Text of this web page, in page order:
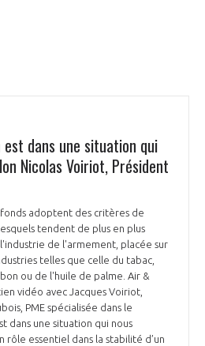
est dans une situation qui
Nicolas Voiriot, Président
adoptent des critères de
tendent de plus en plus
de l'armement, placée sur
telles que celle du tabac,
ou de l'huile de palme. Air &
vidéo avec Jacques Voiriot,
PME spécialisée dans le
dans une situation qui nous
rôle essentiel dans la stabilité d’un